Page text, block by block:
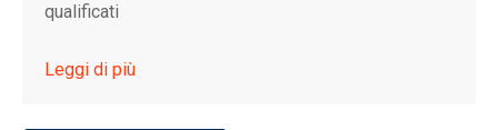
qualificati
Leggi di più